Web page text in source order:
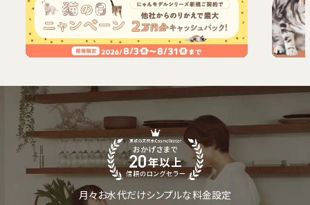
月々お水代だけシンプルな料金設定